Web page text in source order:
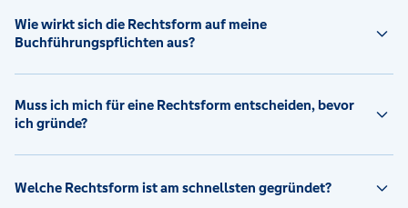
Wie wirkt sich die Rechtsform auf meine
Buchführungspflichten aus?
Muss ich mich für eine Rechtsform entscheiden, bevor
ich gründe?
Welche Rechtsform ist am schnellsten gegründet?